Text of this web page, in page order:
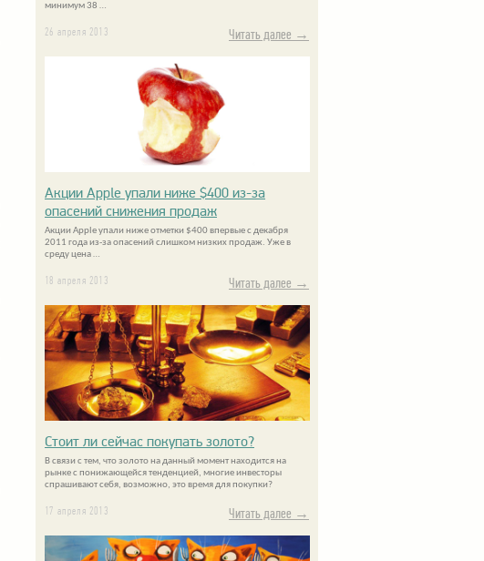
минимум 38 …
26 апреля 2013 Читать далее →
Акции Apple упали ниже $400 из-за
опасений снижения продаж
Акции Apple упали ниже отметки $400 впервые с декабря
2011 года из-за опасений слишком низких продаж. Уже в
среду цена …
18 апреля 2013 Читать далее →
Стоит ли сейчас покупать золото?
В связи с тем, что золото на данный момент находится на
рынке с понижающейся тенденцией, многие инвесторы
спрашивают себя, возможно, это время для покупки?
17 апреля 2013 Читать далее →